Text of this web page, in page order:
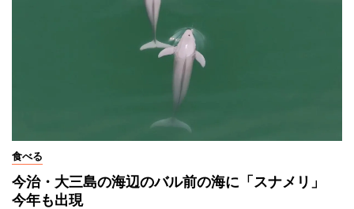
食べる
今治・大三島の海辺のバル前の海に「スナメリ」
今年も出現